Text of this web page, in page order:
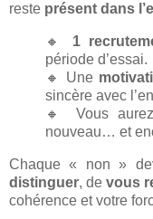
reste présent dans
🔸 1
période d’essai.
🔸 Une
sincère avec
🔸 Vous
nouveau… et
Chaque « non »
distinguer, de vous
cohérence et votre